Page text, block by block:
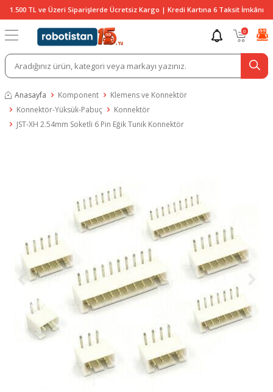
1.500 TL ve Üzeri Siparişlerde Ücretsiz Kargo | Kredi Kartına 6 Taksit İmkânı
0
Anasayfa Komponent
Klemens ve Konnektör
Konnektör-Yüksük-Pabuç
Konnektör
JST-XH 2.54mm Soketli 6 Pin Eğik Tunik Konnektör